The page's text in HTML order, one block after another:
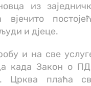
из
и дјеце.
и на све
када Закон о
Црква плаћа